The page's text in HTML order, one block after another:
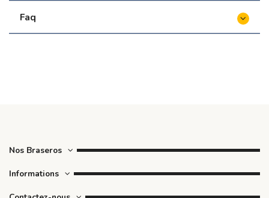
Faq
Nos Braseros
Informations